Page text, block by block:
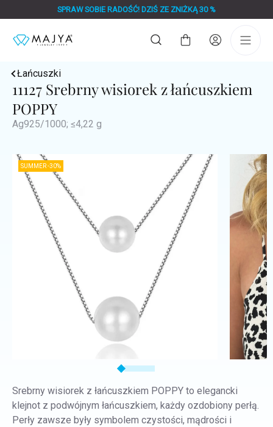
do
SPRAW SOBIE RADOŚĆ! DZIŚ ZE ZNIŻKĄ 30 %
Koszyk
Łańcuszki
11127 Srebrny wisiorek z łańcuszkiem
POPPY
Ag925/1000; ≤4,22 g
SUMMER -30%
Srebrny wisiorek z łańcuszkiem POPPY to elegancki
klejnot z podwójnym łańcuszkiem, każdy ozdobiony perłą.
Perły zawsze były symbolem czystości, mądrości i